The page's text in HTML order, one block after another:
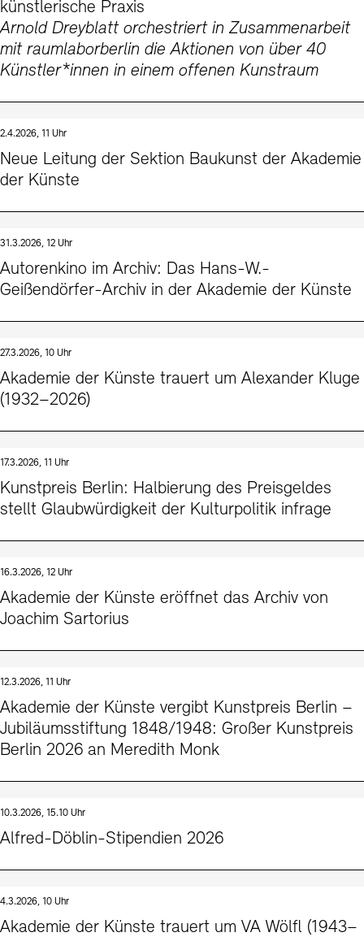
künstlerische Praxis
Arnold Dreyblatt orchestriert in Zusammenarbeit
mit raumlaborberlin die Aktionen von über 40
Künstler*innen in einem offenen Kunstraum
2.4.2026, 11 Uhr
Neue Leitung der Sektion Baukunst der Akademie
der Künste
31.3.2026, 12 Uhr
Autorenkino im Archiv: Das Hans-W.-
Geißendörfer-Archiv in der Akademie der Künste
27.3.2026, 10 Uhr
Akademie der Künste trauert um Alexander Kluge
(1932–2026)
17.3.2026, 11 Uhr
Kunstpreis Berlin: Halbierung des Preisgeldes
stellt Glaubwürdigkeit der Kulturpolitik infrage
16.3.2026, 12 Uhr
Akademie der Künste eröffnet das Archiv von
Joachim Sartorius
12.3.2026, 11 Uhr
Akademie der Künste vergibt Kunstpreis Berlin –
Jubiläumsstiftung 1848/1948: Großer Kunstpreis
Berlin 2026 an Meredith Monk
10.3.2026, 15.10 Uhr
Alfred-Döblin-Stipendien 2026
4.3.2026, 10 Uhr
Akademie der Künste trauert um VA Wölfl (1943–